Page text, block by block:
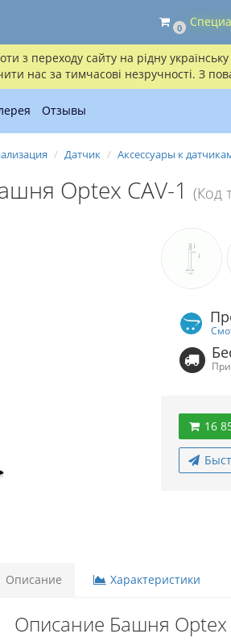
з переходу сайту на рідну
нас за тимчасові незручності. З
0
Отзывы
Датчик Аксессуары к
Optex CAV-1 (Код
16
Описание Характеристики
Описание Башня Optex